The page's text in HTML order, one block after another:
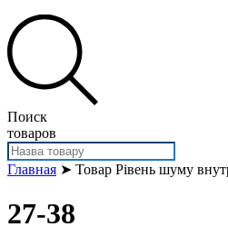
Поиск
товаров
Главная ➤ Товар Рівень шуму
27-38